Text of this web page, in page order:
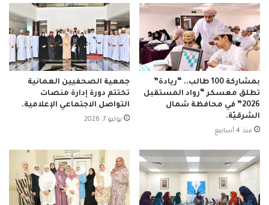
بمشاركة 100 طالب.. “ريادة”
تطلق معسكر “رواد المستقبل
2026” في محافظة شمال
الشرقيّة.
منذ 4 أسابيع
جمعية الصحفيين العمانية
تختتم دورة إدارة منصات
التواصل الاجتماعي الإعلامية.
يوليو 7, 2026